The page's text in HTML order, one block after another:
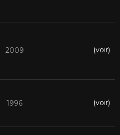
2009 (voir)
1996 (voir)